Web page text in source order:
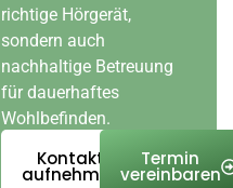
richtige Hörgerät,
sondern auch
nachhaltige Betreuung
für dauerhaftes
Wohlbefinden.
Kontakt
aufnehmen
Termin
vereinbaren